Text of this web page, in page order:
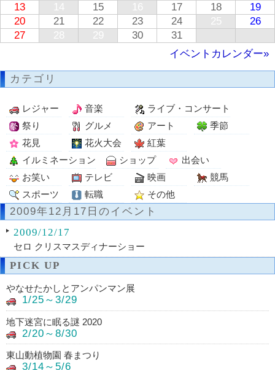
13
14 15 16 17 18
19
20
21 22 23 24 25
26
27
28 29 30
31
イベントカレンダー»
カテゴリ
レジャー 音楽
ライブ・コンサート
祭り
グルメ アート
季節
花見
花火大会
紅葉
イルミネーション
ショップ
出会い
お笑い
テレビ 映画
競馬
スポーツ
転職 その他
2009年12月17日のイベント
2009/12/17
セロ クリスマスディナーショー
PICK UP
やなせたかしとアンパンマン展
1/25～3/29
地下迷宮に眠る謎 2020
2/20～8/30
東山動植物園 春まつり
3/14～5/6